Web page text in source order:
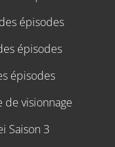
épisodes
épisodes
épisodes
de visionnage
Saison 3